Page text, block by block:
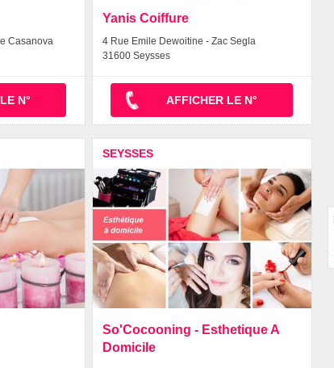
Casanova
N°
Yanis Coiffure
4 Rue Emile Dewoitine - Zac Segla
31600 Seysses
AFFICHER LE N°
SEYSSES
So'Cocooning - Esthetique A
Domicile